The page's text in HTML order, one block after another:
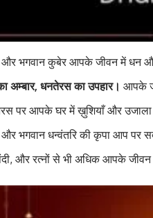
और भगवान कुबेर आपके जीवन में धन
अम्बार, धनतेरस का उपहार। आपके
पर आपके घर में ख़ुशियाँ और उजाला
और भगवान धन्वंतरि की कृपा आप पर
और रत्नों से भी अधिक आपके